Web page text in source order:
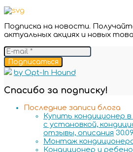
Подписка на новости.
актуальных акциях и новых
Подписаться
by Opt-In Hound
Спасибо за подписку!
Последние записи блога
Купить кондиционер
с установкой,
отзывы, описания
Монтаж
Кондиционер и